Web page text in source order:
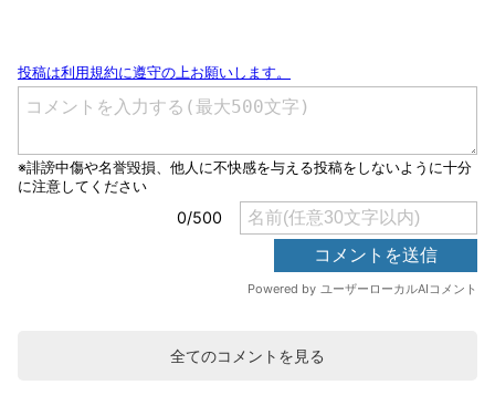
全てのコメントを見る